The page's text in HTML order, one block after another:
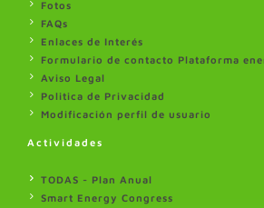
Fotos
FAQs
Enlaces de Interés
Formulario de contacto Plataforma
Aviso Legal
Politica de Privacidad
Modificación perfil de usuario
Actividades
TODAS - Plan Anual
Smart Energy Congress